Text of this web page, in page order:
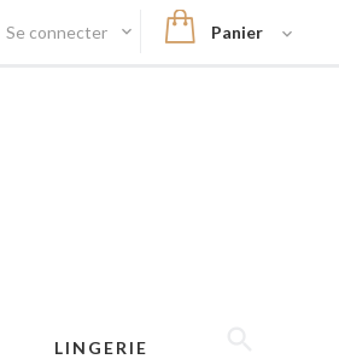
Panier
Se connecter
LINGERIE